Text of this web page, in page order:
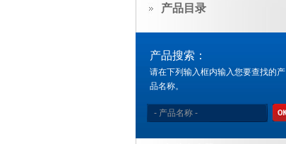
产品目录
产品搜索：
请在下列输入框内输入您要查找的产
品名称。